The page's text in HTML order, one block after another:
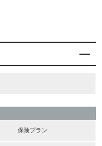
保険プラン